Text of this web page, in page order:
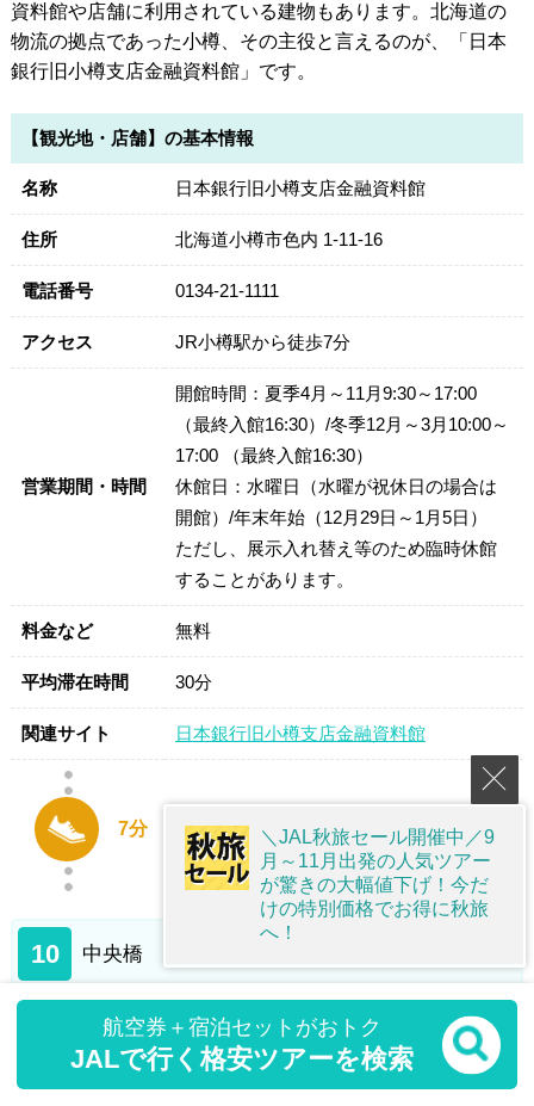
航空券＋宿泊セットがおトク
JALで行く格安ツアーを検索
資料館や店舗に利用されている建物もあります。北海道の
物流の拠点であった小樽、その主役と言えるのが、「日本
銀行旧小樽支店金融資料館」です。
【観光地・店舗】の基本情報
名称 日本銀行旧小樽支店金融資料館
住所 北海道小樽市色内 1-11-16
電話番号 0134-21-1111
アクセス JR小樽駅から徒歩7分
営業期間・時間
開館時間：夏季4月～11月9:30～17:00
（最終入館16:30）/冬季12月～3月10:00～
17:00 （最終入館16:30）
休館日：水曜日（水曜が祝休日の場合は
開館）/年末年始（12月29日～1月5日）
ただし、展示入れ替え等のため臨時休館
することがあります。
料金など 無料
平均滞在時間 30分
関連サイト 日本銀行旧小樽支店金融資料館
7分
10 中央橋
レトロな小樽の街並みを人力車から堪能！
＼JAL秋旅セール開催中／9
月～11月出発の人気ツアー
が驚きの大幅値下げ！今だ
けの特別価格でお得に秋旅
へ！